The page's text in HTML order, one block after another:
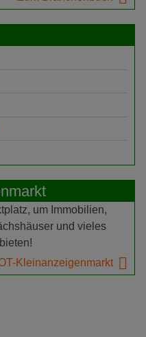
um Immobilien,
und vieles
Kleinanzeigenmarkt